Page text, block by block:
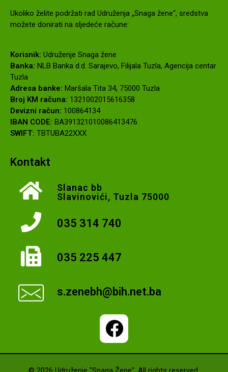
Ukoliko želite podržati rad Udruženja „Snaga žene“, sredstva
možete donirati na sljedeće račune:
Korisnik: Udruženje Snaga žene
Banka: NLB Banka d.d. Sarajevo, Filijala Tuzla, Agencija centar
Tuzla
Adresa banke: Maršala Tita 34, 75000 Tuzla
Broj KM računa: 1321002015616358
Devizni račun: 100864134
IBAN CODE: BA391321010086413476
SWIFT: TBTUBA22XXX
Kontakt
Slanac bb
Slavinovići, Tuzla 75000
035 314 740
035 225 447
s.zenebh@bih.net.ba